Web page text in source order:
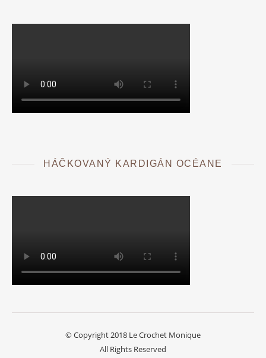
HÁČKOVANÝ KARDIGÁN OCÉANE
© Copyright 2018 Le Crochet Monique
All Rights Reserved